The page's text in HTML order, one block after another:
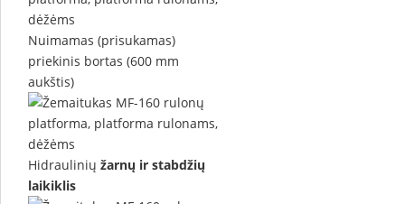
Nuimamas (prisukamas)
priekinis bortas (600 mm
aukštis)
Hidraulinių žarnų ir stabdžių
laikiklis